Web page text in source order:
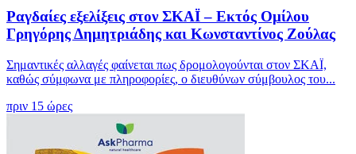
Ραγδαίες εξελίξεις στον ΣΚΑΪ – Εκτός Ομίλου
Γρηγόρης Δημητριάδης και Κωνσταντίνος Ζούλας
Σημαντικές αλλαγές φαίνεται πως δρομολογούνται στον ΣΚΑΪ,
καθώς σύμφωνα με πληροφορίες, ο διευθύνων σύμβουλος του...
πριν 15 ώρες